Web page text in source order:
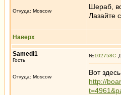
Откуда: Moscow
Шераб,
Лазайте
Наверх
Samedi1
Гость
Откуда: Moscow
№102758
Вот
http://